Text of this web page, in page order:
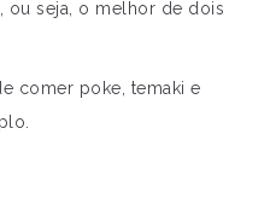
ou seja, o melhor de dois
comer poke, temaki e